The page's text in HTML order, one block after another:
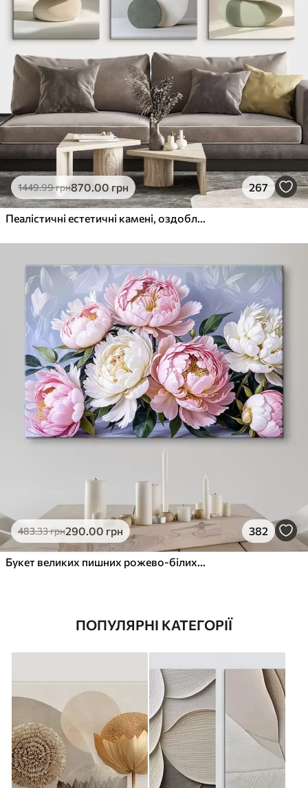
1449.99грн870.00 грн 267
Пеалістичні естетичні камені, оздоблення будинку, природне освітлення
483.33грн290.00 грн 382
Букет великих пишних рожево-білих квітів півонії із зеленим листям на м’якому розмитому фоні
ПОПУЛЯРНІ КАТЕГОРІЇ